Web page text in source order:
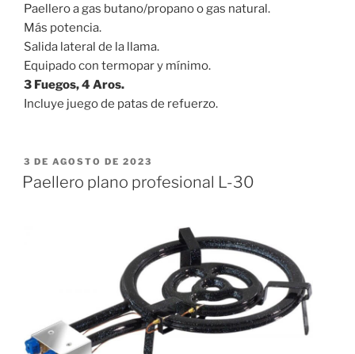
Paellero a gas butano/propano o gas natural.
Más potencia.
Salida lateral de la llama.
Equipado con termopar y mínimo.
3 Fuegos, 4 Aros.
Incluye juego de patas de refuerzo.
PUBLICADO
EL
3 DE AGOSTO DE 2023
Paellero plano profesional L-30